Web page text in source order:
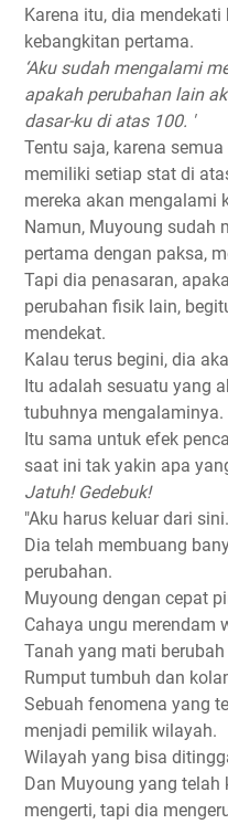
Karena itu, dia
kebangkitan pertama.
‘Aku sudah mengalami
apakah perubahan lain
dasar-ku di atas 100. '
Tentu saja, karena
memiliki setiap stat di
mereka akan mengalami
Namun, Muyoung sudah
pertama dengan paksa,
Tapi dia penasaran,
perubahan fisik lain,
mendekat.
Kalau terus begini, dia
Itu adalah sesuatu yang
tubuhnya mengalaminya.
Itu sama untuk efek
saat ini tak yakin apa
Jatuh! Gedebuk!
"Aku harus keluar dari
Dia telah membuang
perubahan.
Muyoung dengan cepat
Cahaya ungu merendam
Tanah yang mati
Rumput tumbuh dan
Sebuah fenomena yang
menjadi pemilik wilayah.
Wilayah yang bisa
Dan Muyoung yang telah
mengerti, tapi dia